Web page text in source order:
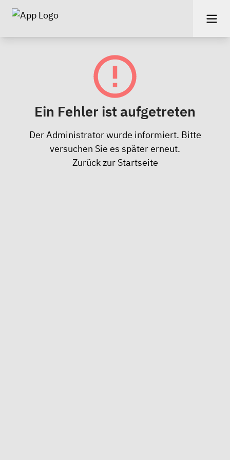
Ein Fehler ist aufgetreten
Der Administrator wurde informiert. Bitte
versuchen Sie es später erneut.
Zurück zur Startseite